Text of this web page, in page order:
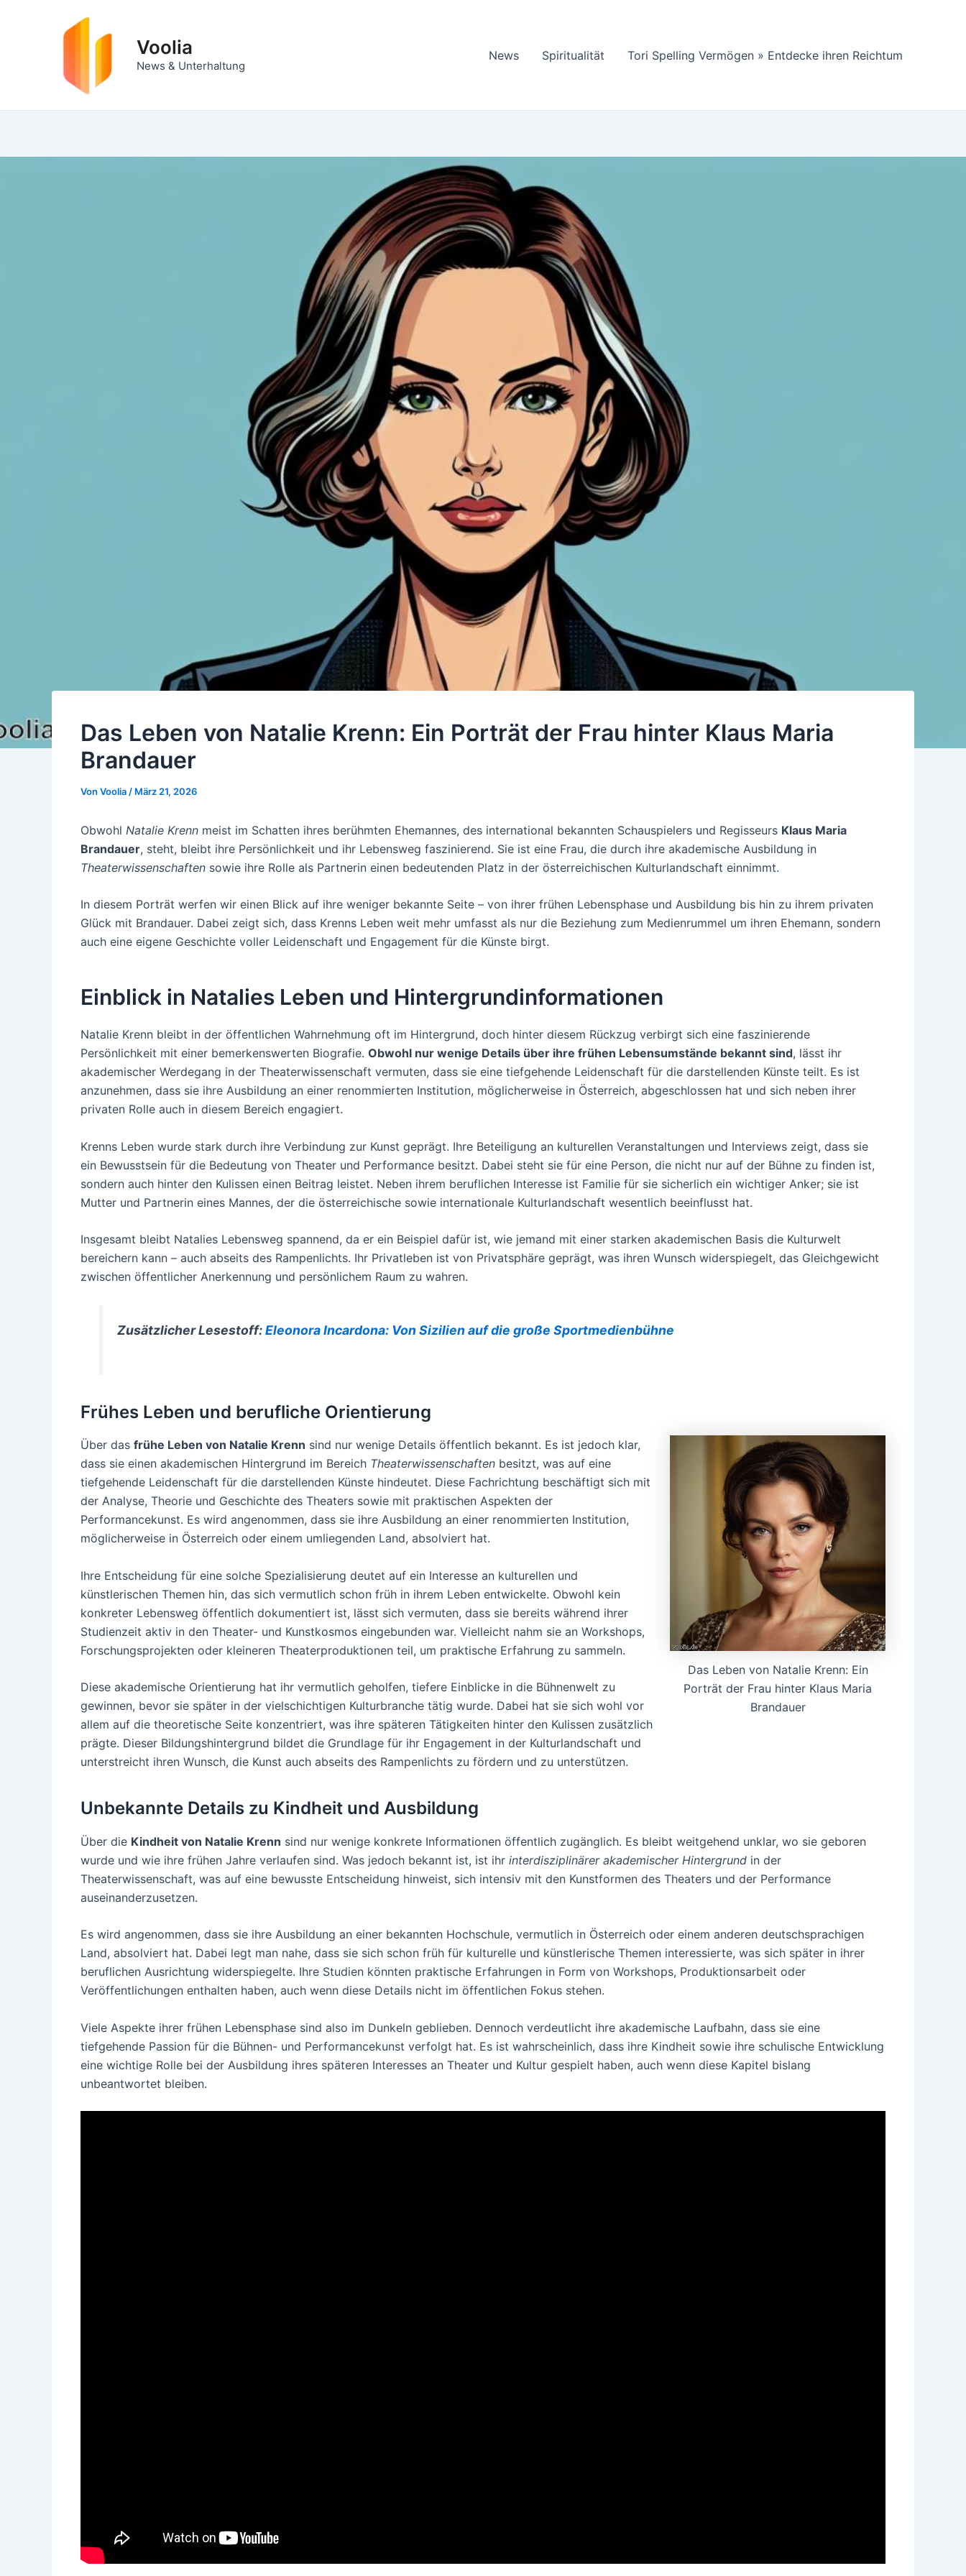
Voolia
News & Unterhaltung
News Spiritualität Tori Spelling Vermögen » Entdecke ihren Reichtum
Das Leben von Natalie Krenn: Ein Porträt der Frau hinter Klaus Maria
Brandauer
Von Voolia / März 21, 2026
Obwohl Natalie Krenn meist im Schatten ihres berühmten Ehemannes, des international bekannten Schauspielers und Regisseurs Klaus Maria
Brandauer, steht, bleibt ihre Persönlichkeit und ihr Lebensweg faszinierend. Sie ist eine Frau, die durch ihre akademische Ausbildung in
Theaterwissenschaften sowie ihre Rolle als Partnerin einen bedeutenden Platz in der österreichischen Kulturlandschaft einnimmt.
In diesem Porträt werfen wir einen Blick auf ihre weniger bekannte Seite – von ihrer frühen Lebensphase und Ausbildung bis hin zu ihrem privaten
Glück mit Brandauer. Dabei zeigt sich, dass Krenns Leben weit mehr umfasst als nur die Beziehung zum Medienrummel um ihren Ehemann, sondern
auch eine eigene Geschichte voller Leidenschaft und Engagement für die Künste birgt.
Einblick in Natalies Leben und Hintergrundinformationen
Natalie Krenn bleibt in der öffentlichen Wahrnehmung oft im Hintergrund, doch hinter diesem Rückzug verbirgt sich eine faszinierende
Persönlichkeit mit einer bemerkenswerten Biografie. Obwohl nur wenige Details über ihre frühen Lebensumstände bekannt sind, lässt ihr
akademischer Werdegang in der Theaterwissenschaft vermuten, dass sie eine tiefgehende Leidenschaft für die darstellenden Künste teilt. Es ist
anzunehmen, dass sie ihre Ausbildung an einer renommierten Institution, möglicherweise in Österreich, abgeschlossen hat und sich neben ihrer
privaten Rolle auch in diesem Bereich engagiert.
Krenns Leben wurde stark durch ihre Verbindung zur Kunst geprägt. Ihre Beteiligung an kulturellen Veranstaltungen und Interviews zeigt, dass sie
ein Bewusstsein für die Bedeutung von Theater und Performance besitzt. Dabei steht sie für eine Person, die nicht nur auf der Bühne zu finden ist,
sondern auch hinter den Kulissen einen Beitrag leistet. Neben ihrem beruflichen Interesse ist Familie für sie sicherlich ein wichtiger Anker; sie ist
Mutter und Partnerin eines Mannes, der die österreichische sowie internationale Kulturlandschaft wesentlich beeinflusst hat.
Insgesamt bleibt Natalies Lebensweg spannend, da er ein Beispiel dafür ist, wie jemand mit einer starken akademischen Basis die Kulturwelt
bereichern kann – auch abseits des Rampenlichts. Ihr Privatleben ist von Privatsphäre geprägt, was ihren Wunsch widerspiegelt, das Gleichgewicht
zwischen öffentlicher Anerkennung und persönlichem Raum zu wahren.
Zusätzlicher Lesestoff:Eleonora Incardona: Von Sizilien auf die große Sportmedienbühne
Frühes Leben und berufliche Orientierung
Das Leben von Natalie Krenn: Ein
Porträt der Frau hinter Klaus Maria
Brandauer
Über das frühe Leben von Natalie Krenn sind nur wenige Details öffentlich bekannt. Es ist jedoch klar,
dass sie einen akademischen Hintergrund im Bereich Theaterwissenschaften besitzt, was auf eine
tiefgehende Leidenschaft für die darstellenden Künste hindeutet. Diese Fachrichtung beschäftigt sich mit
der Analyse, Theorie und Geschichte des Theaters sowie mit praktischen Aspekten der
Performancekunst. Es wird angenommen, dass sie ihre Ausbildung an einer renommierten Institution,
möglicherweise in Österreich oder einem umliegenden Land, absolviert hat.
Ihre Entscheidung für eine solche Spezialisierung deutet auf ein Interesse an kulturellen und
künstlerischen Themen hin, das sich vermutlich schon früh in ihrem Leben entwickelte. Obwohl kein
konkreter Lebensweg öffentlich dokumentiert ist, lässt sich vermuten, dass sie bereits während ihrer
Studienzeit aktiv in den Theater- und Kunstkosmos eingebunden war. Vielleicht nahm sie an Workshops,
Forschungsprojekten oder kleineren Theaterproduktionen teil, um praktische Erfahrung zu sammeln.
Diese akademische Orientierung hat ihr vermutlich geholfen, tiefere Einblicke in die Bühnenwelt zu
gewinnen, bevor sie später in der vielschichtigen Kulturbranche tätig wurde. Dabei hat sie sich wohl vor
allem auf die theoretische Seite konzentriert, was ihre späteren Tätigkeiten hinter den Kulissen zusätzlich
prägte. Dieser Bildungshintergrund bildet die Grundlage für ihr Engagement in der Kulturlandschaft und
unterstreicht ihren Wunsch, die Kunst auch abseits des Rampenlichts zu fördern und zu unterstützen.
Unbekannte Details zu Kindheit und Ausbildung
Über die Kindheit von Natalie Krenn sind nur wenige konkrete Informationen öffentlich zugänglich. Es bleibt weitgehend unklar, wo sie geboren
wurde und wie ihre frühen Jahre verlaufen sind. Was jedoch bekannt ist, ist ihr interdisziplinärer akademischer Hintergrund in der
Theaterwissenschaft, was auf eine bewusste Entscheidung hinweist, sich intensiv mit den Kunstformen des Theaters und der Performance
auseinanderzusetzen.
Es wird angenommen, dass sie ihre Ausbildung an einer bekannten Hochschule, vermutlich in Österreich oder einem anderen deutschsprachigen
Land, absolviert hat. Dabei legt man nahe, dass sie sich schon früh für kulturelle und künstlerische Themen interessierte, was sich später in ihrer
beruflichen Ausrichtung widerspiegelte. Ihre Studien könnten praktische Erfahrungen in Form von Workshops, Produktionsarbeit oder
Veröffentlichungen enthalten haben, auch wenn diese Details nicht im öffentlichen Fokus stehen.
Viele Aspekte ihrer frühen Lebensphase sind also im Dunkeln geblieben. Dennoch verdeutlicht ihre akademische Laufbahn, dass sie eine
tiefgehende Passion für die Bühnen- und Performancekunst verfolgt hat. Es ist wahrscheinlich, dass ihre Kindheit sowie ihre schulische Entwicklung
eine wichtige Rolle bei der Ausbildung ihres späteren Interesses an Theater und Kultur gespielt haben, auch wenn diese Kapitel bislang
unbeantwortet bleiben.